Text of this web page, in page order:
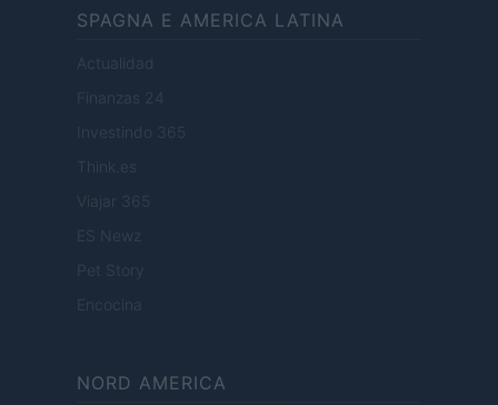
SPAGNA E AMERICA LATINA
Actualidad
Finanzas 24
Investindo 365
Think.es
Viajar 365
ES Newz
Pet Story
Encocina
NORD AMERICA